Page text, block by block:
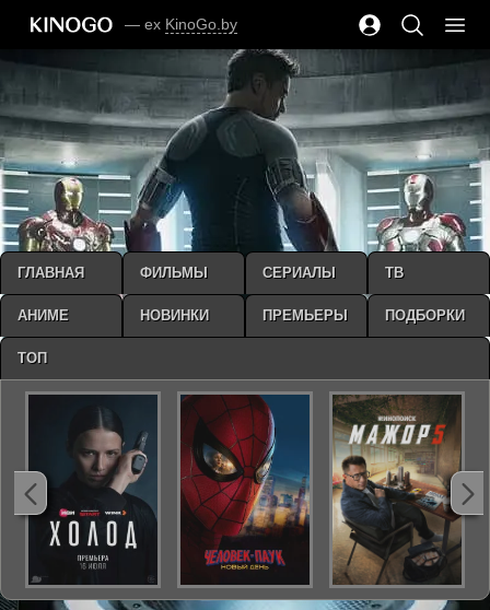
— ex KinoGo.by
ГЛАВНАЯ ФИЛЬМЫ СЕРИАЛЫ ТВ
АНИМЕ НОВИНКИ ПРЕМЬЕРЫ ПОДБОРКИ
ТОП